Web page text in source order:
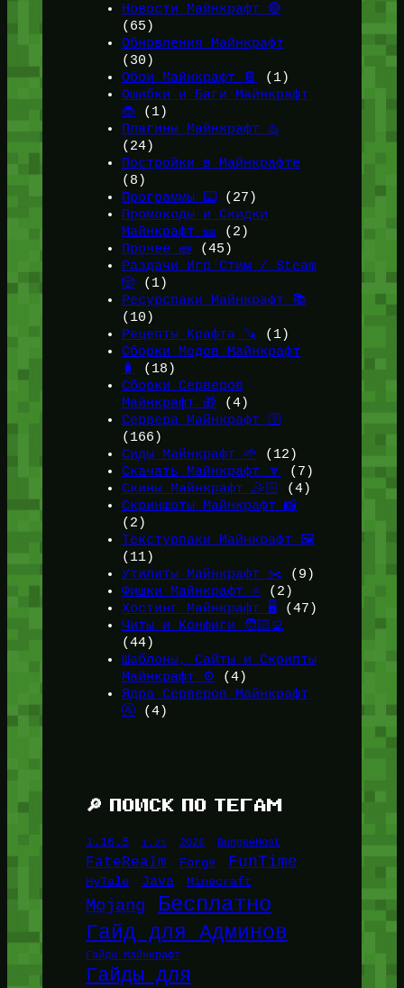
Новости Майнкрафт 🔴
(65)
Обновления Майнкрафт
(30)
Обои Майнкрафт 📔
(1)
Ошибки и Баги Майнкрафт
🐞(1)
Плагины Майнкрафт ♨️
(24)
Постройки в Майнкрафте
(8)
Программы ⌨️ (27)
Промокоды и Скидки
Майнкрафт 🎫
(2)
Прочее 🧱 (45)
Раздачи Игр Стим / Steam
🎲 (1)
Ресурспаки Майнкрафт 📚
(10)
Рецепты Крафта 🪚 (1)
Сборки Модов Майнкрафт
🧳
(18)
Сборки Серверов
Майнкрафт 🎁 (4)
Сервера Майнкрафт 🛜
(166)
Сиды Майнкрафт 🌱
(12)
Скачать Майнкрафт 🔽
(7)
Скины Майнкрафт 🤹🏻
(4)
Скриншоты Майнкрафт 📸
(2)
Текстурпаки Майнкрафт 🖼️
(11)
Утилиты Майнкрафт ✂️ (9)
Фишки Майнкрафт ⭐(2)
Хостинг Майнкрафт 🖥️ (47)
Читы и Конфиги 🧑🏻‍💻
(44)
Шаблоны, Сайты и Скрипты
Майнкрафт ⚙️ (4)
Ядра Серверов Майнкрафт
🚰(4)
🔎 ПОИСК ПО ТЕГАМ
1.16.5 1.21 2026 BungeeHost
FateRealm Forge FunTime
HyTale Java Minecraft
Mojang Бесплатно
Гайд для Админов
Гайды Майнкрафт
Гайды для